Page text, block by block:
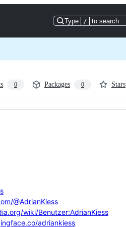
Type / to search
0 Packages 0 Stars
@AdrianKiess
wiki/Benutzer:AdrianKiess
adriankiess